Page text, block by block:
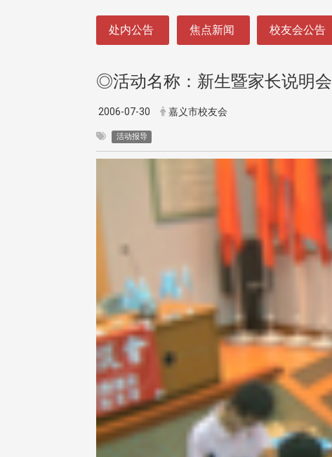
处内公告 焦点新闻 校友会公告
◎活动名称：新生暨家长说明会
2006-07-30 嘉义市校友会
活动报导